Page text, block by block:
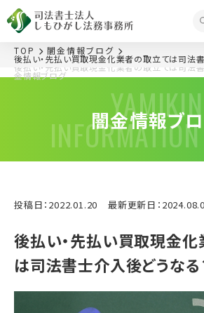
YAMIKIN
闇金情報ブ
後払い・先払い買取現金化業者の取立ては司法
金情報ブログ
TOP 闇金情報ブログ
後払い・先払い買取現金化業者の取立ては司法
投稿日：2022.01.20 最新更新日：
後払い・先払い買取現金
は司法書士介入後どうなる